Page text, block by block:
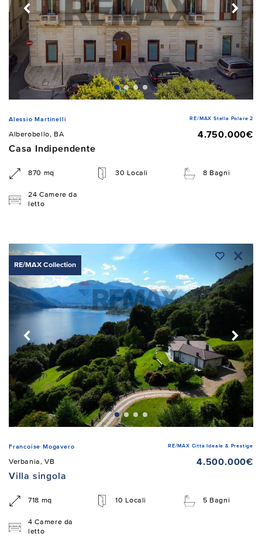
Alessio Martinelli RE/MAX Stella Polare 2
Alberobello, BA
4.750.000€
Casa Indipendente
870 mq 30 Locali 8 Bagni
24 Camere da
letto
RE/MAX Collection
Francoise Mogavero RE/MAX Città Ideale & Prestige
Verbania, VB
4.500.000€
Villa singola
718 mq 10 Locali 5 Bagni
4 Camere da
letto